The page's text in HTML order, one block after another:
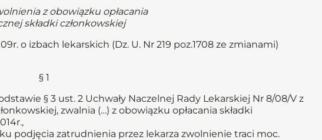
z obowiązku opłacania
składki członkowskiej
o izbach lekarskich (Dz. U. Nr 219 poz.1708 ze zmianami)
§ 1
§ 3 ust. 2 Uchwały Naczelnej Rady Lekarskiej Nr 8/08/V z
zwalnia (…) z obowiązku opłacania składki
podjęcia zatrudnienia przez lekarza zwolnienie traci moc.